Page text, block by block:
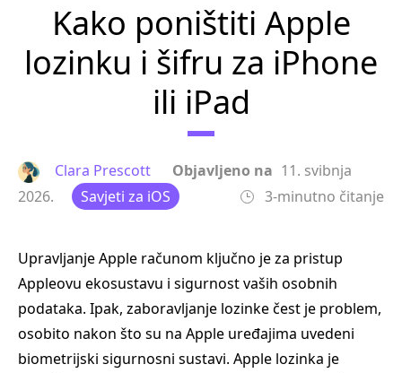
Kako poništiti Apple
lozinku i šifru za iPhone
ili iPad
Clara Prescott Objavljeno na 11. svibnja
2026.
Savjeti za iOS 3-minutno čitanje
Upravljanje Apple računom ključno je za pristup
Appleovu ekosustavu i sigurnost vaših osobnih
podataka. Ipak, zaboravljanje lozinke čest je problem,
osobito nakon što su na Apple uređajima uvedeni
biometrijski sigurnosni sustavi. Apple lozinka je